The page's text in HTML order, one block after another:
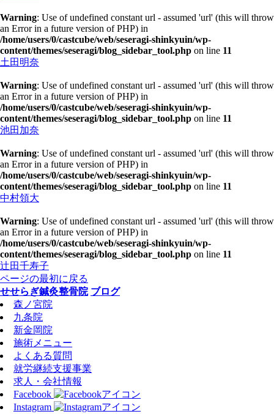
Warning: Use of undefined constant url - assumed 'url' (this will throw
an Error in a future version of PHP) in
/home/users/0/castcube/web/seseragi-shinkyuin/wp-
content/themes/seseragi/blog_sidebar_tool.php on line 11
土田明奈
Warning: Use of undefined constant url - assumed 'url' (this will throw
an Error in a future version of PHP) in
/home/users/0/castcube/web/seseragi-shinkyuin/wp-
content/themes/seseragi/blog_sidebar_tool.php on line 11
池田加奈
Warning: Use of undefined constant url - assumed 'url' (this will throw
an Error in a future version of PHP) in
/home/users/0/castcube/web/seseragi-shinkyuin/wp-
content/themes/seseragi/blog_sidebar_tool.php on line 11
中村領大
Warning: Use of undefined constant url - assumed 'url' (this will throw
an Error in a future version of PHP) in
/home/users/0/castcube/web/seseragi-shinkyuin/wp-
content/themes/seseragi/blog_sidebar_tool.php on line 11
辻田千寿子
ページの最初に戻る
せせらぎ鍼灸整骨院 ブログ
森ノ宮院
九条院
新金岡院
施術メニュー
よくある質問
就労継続支援事業
求人・会社情報
Facebook
Instagram